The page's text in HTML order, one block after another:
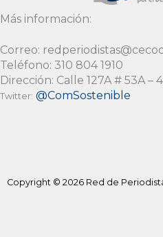
Más información:
Correo:
Teléfono: 310 804 1910
Dirección: Calle 127A # 53A –
Twitter: @ComSostenible
Copyright © 2026 Red de